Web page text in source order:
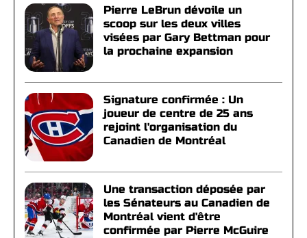
Pierre LeBrun dévoile un
scoop sur les deux villes
visées par Gary Bettman pour
la prochaine expansion
Signature confirmée : Un
joueur de centre de 25 ans
rejoint l'organisation du
Canadien de Montréal
Une transaction déposée par
les Sénateurs au Canadien de
Montréal vient d'être
confirmée par Pierre McGuire